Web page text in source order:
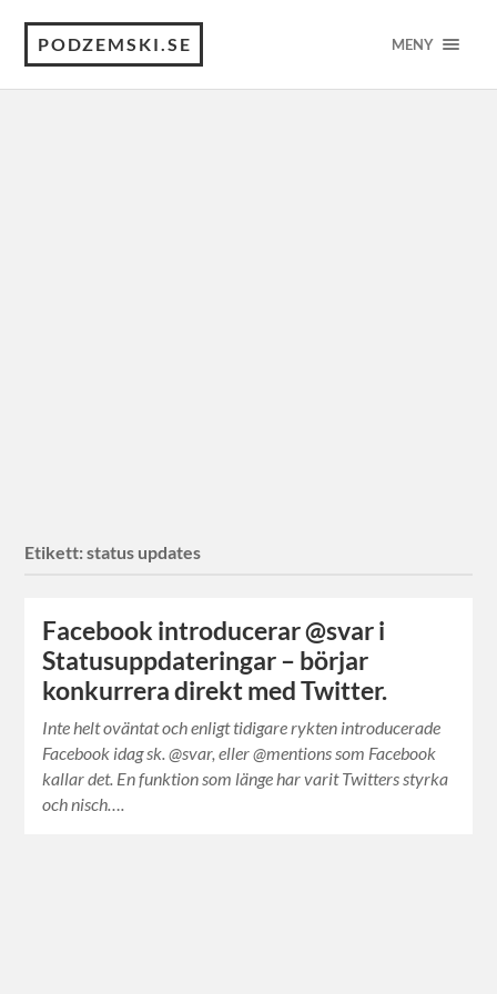
PODZEMSKI.SE MENY
Etikett:status updates
Facebook introducerar @svar i
Statusuppdateringar – börjar
konkurrera direkt med Twitter.
Inte helt oväntat och enligt tidigare rykten introducerade
Facebook idag sk. @svar, eller @mentions som Facebook
kallar det. En funktion som länge har varit Twitters styrka
och nisch….